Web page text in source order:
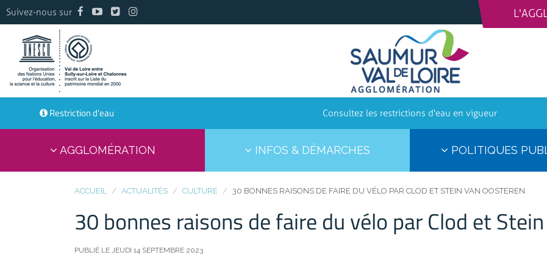
Suivez-nous sur
Restriction d'eau Consultez les restrictions d'eau en vigueur
AGGLOMÉRATION INFOS & DÉMARCHES POLITIQUES
ACCUEIL ACTUALITÉS CULTURE 30 BONNES RAISONS DE FAIRE DU VÉLO PAR CLOD ET STEIN VAN OOSTEREN
30 bonnes raisons de faire du vélo par Clod et
PUBLIÉ LE JEUDI 14 SEPTEMBRE 2023